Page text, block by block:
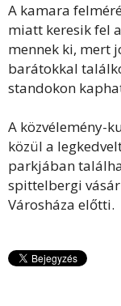
A kamara
miatt keresik fel
mennek ki, mert
barátokkal
standokon
A közvélemény-
közül a
parkjában
spittelbergi
Városháza előtti.